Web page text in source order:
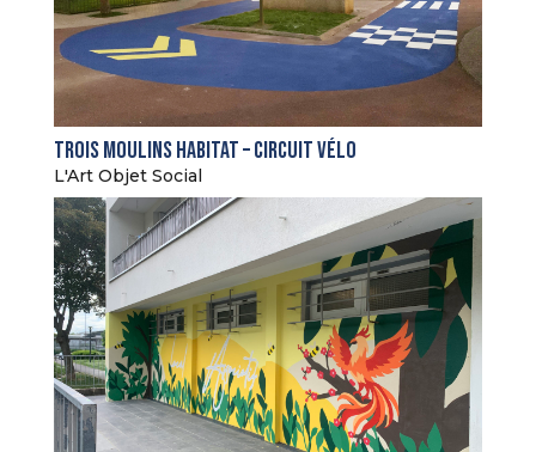
Trois Moulins Habitat – Circuit vélo
L'Art Objet Social